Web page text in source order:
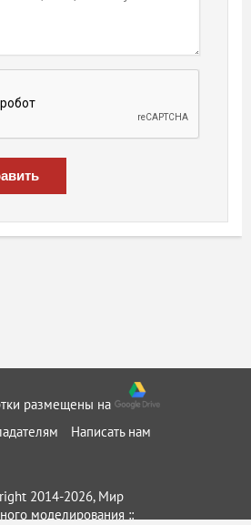
размещены на
Написать нам
2014-2026, Мир
моделирования ::